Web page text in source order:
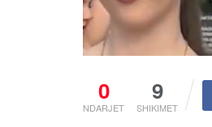
0
NDARJET
9
SHIKIMET